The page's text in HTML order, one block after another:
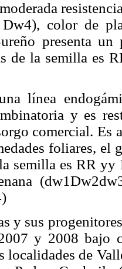
color de
presenta
de la semilla es
línea
y es
comercial. Es
foliares, el
semilla es RR
y sus
y 2008 bajo
localidades de